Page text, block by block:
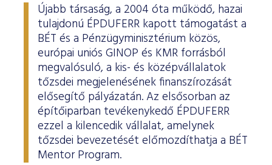
Újabb társaság, a 2004 óta működő, hazai
tulajdonú ÉPDUFERR kapott támogatást a
BÉT és a Pénzügyminisztérium közös,
európai uniós GINOP és KMR forrásból
megvalósuló, a kis- és középvállalatok
tőzsdei megjelenésének finanszírozását
elősegítő pályázatán. Az elsősorban az
építőiparban tevékenykedő ÉPDUFERR
ezzel a kilencedik vállalat, amelynek
tőzsdei bevezetését előmozdíthatja a BÉT
Mentor Program.